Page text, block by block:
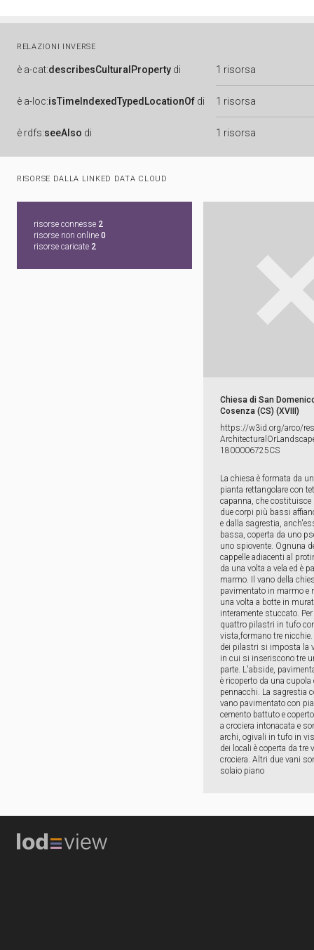
RELAZIONI INVERSE
è a-cat:describesCulturalProperty di 1 risorsa
è a-loc:isTimeIndexedTypedLocationOf di 1 risorsa
è rdfs:seeAlso di 1 risorsa
RISORSE DALLA LINKED DATA CLOUD
risorse connesse 2
risorse non online 0
risorse caricate 2
Chiesa di San
Cosenza (CS) (XVIII)
https:​/​/​w3id.​org/​arco/​
1800006725CS
La chiesa è formata da
pianta rettangolare con
capanna, che costituisce
due corpi più bassi
e dalla sagrestia,
bassa, coperta da uno
uno spiovente. Ognuna
cappelle adiacenti al
da una volta a vela ed è
marmo. Il vano della
pavimentato in marmo e
una volta a botte in
interamente stuccato.
quattro pilastri in tufo
vista,formano tre
dei pilastri si imposta la
in cui si inseriscono tre
parte. L'abside,
è ricoperto da una cupola
pennacchi. La sagrestia
vano pavimentato con
cemento battuto e
a crociera intonacata e
archi, ogivali in tufo in
dei locali è coperta da tre
crociera. Altri due vani
solaio piano